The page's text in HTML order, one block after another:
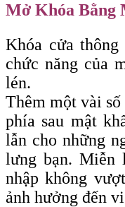
Mở Khóa Bằng
Khóa cửa
chức năng của
lén.
Thêm một vài
phía sau mật
lẫn cho những
lưng bạn. Miễn
nhập không
ảnh hưởng đến